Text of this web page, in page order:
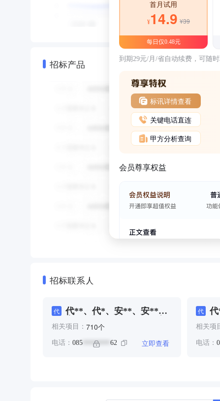
招标产品
首月试用
¥14.9 ¥39
每日仅0.48元
到期29元/月/省自动续费，可随时
标讯详情查看
关键电话直连
甲方分析查询
会员尊享权益
招标联系人
代
代**、代*、安**、安**、
*、龙*、龙**
相关项目： 710个
电话： 085 ******** 62 立即查看
代
相关项
电话：